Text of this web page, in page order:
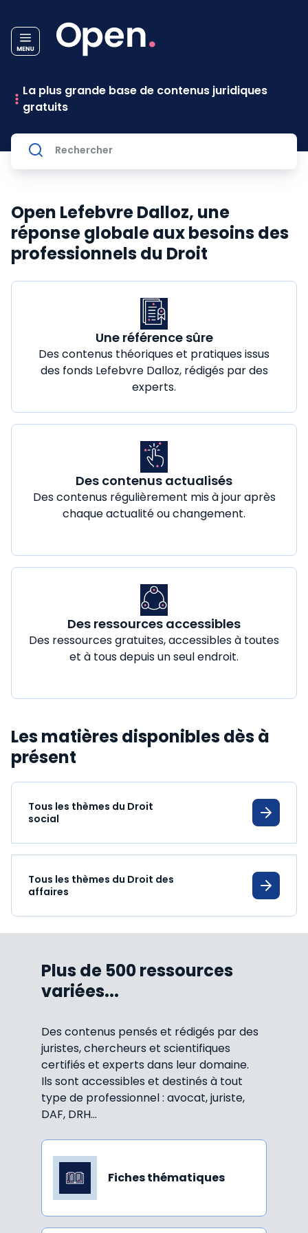
La plus grande base de contenus juridiques
gratuits
Open Lefebvre Dalloz, une
réponse globale aux besoins des
professionnels du Droit
Une référence sûre
Des contenus théoriques et pratiques issus
des fonds Lefebvre Dalloz, rédigés par des
experts.
Des contenus actualisés
Des contenus régulièrement mis à jour après
chaque actualité ou changement.
Des ressources accessibles
Des ressources gratuites, accessibles à toutes
et à tous depuis un seul endroit.
Les matières disponibles dès à
présent
Tous les thèmes du Droit
social
Tous les thèmes du Droit des
affaires
Plus de 500 ressources
variées...
Des contenus pensés et rédigés par des
juristes, chercheurs et scientifiques
certifiés et experts dans leur domaine.
Ils sont accessibles et destinés à tout
type de professionnel : avocat, juriste,
DAF, DRH...
Fiches thématiques